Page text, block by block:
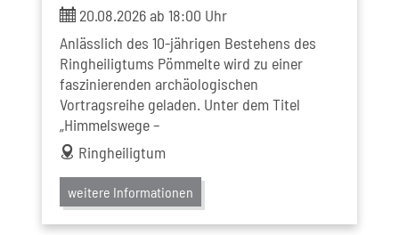
ticket
20.08.2026 ab 18:00 Uhr
Anlässlich des 10-jährigen Bestehens des
Ringheiligtums Pömmelte wird zu einer
faszinierenden archäologischen
Vortragsreihe geladen. Unter dem Titel
„Himmelswege –
address
Ringheiligtum
weitere Informationen